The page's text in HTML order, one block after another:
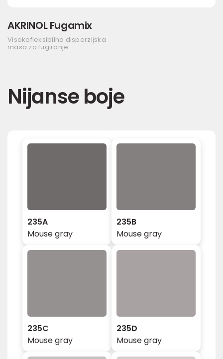
AKRINOL Fugamix
Visokofleksibilna disperzijska
masa za fugiranje
Nijanse boje
235A
Mouse gray
235B
Mouse gray
235C
Mouse gray
235D
Mouse gray